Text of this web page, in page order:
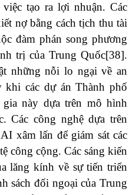
tạo ra lợi nhuận. Các
nợ bằng cách tịch thu tài
đàm phán song phương
trị của Trung Quốc[38].
những nỗi lo ngại về an
khi các dự án Thành phố
này dựa trên mô hình
Các công nghệ dựa trên
xâm lấn để giám sát các
công cộng. Các sáng kiến
lăng kính về sự tiến triển
sách đối ngoại của Trung